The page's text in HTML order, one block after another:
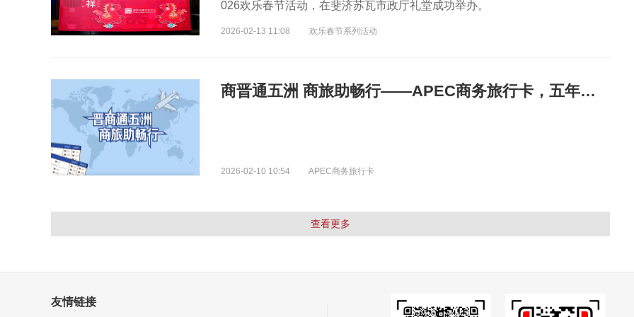
026欢乐春节活动，在斐济苏瓦市政厅礼堂成功举办。
2026-02-13 11:08 欢乐春节系列活动
商晋通五洲 商旅助畅行——APEC商务旅行卡，五年免签、畅行亚太
2026-02-10 10:54 APEC商务旅行卡
查看更多
友情链接